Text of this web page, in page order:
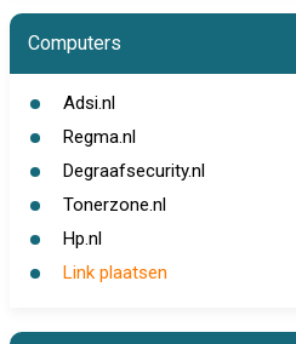
Computers
Adsi.nl
Regma.nl
Degraafsecurity.nl
Tonerzone.nl
Hp.nl
Link plaatsen